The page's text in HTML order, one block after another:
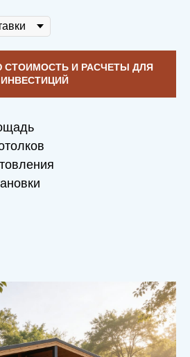
СТОИМОСТЬ И РАСЧЕТЫ ДЛЯ
ИНВЕСТИЦИЙ